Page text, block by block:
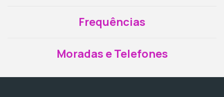
Frequências
Moradas e Telefones